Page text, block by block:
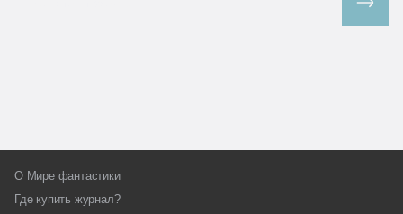
О Мире фантастики
Где купить журнал?